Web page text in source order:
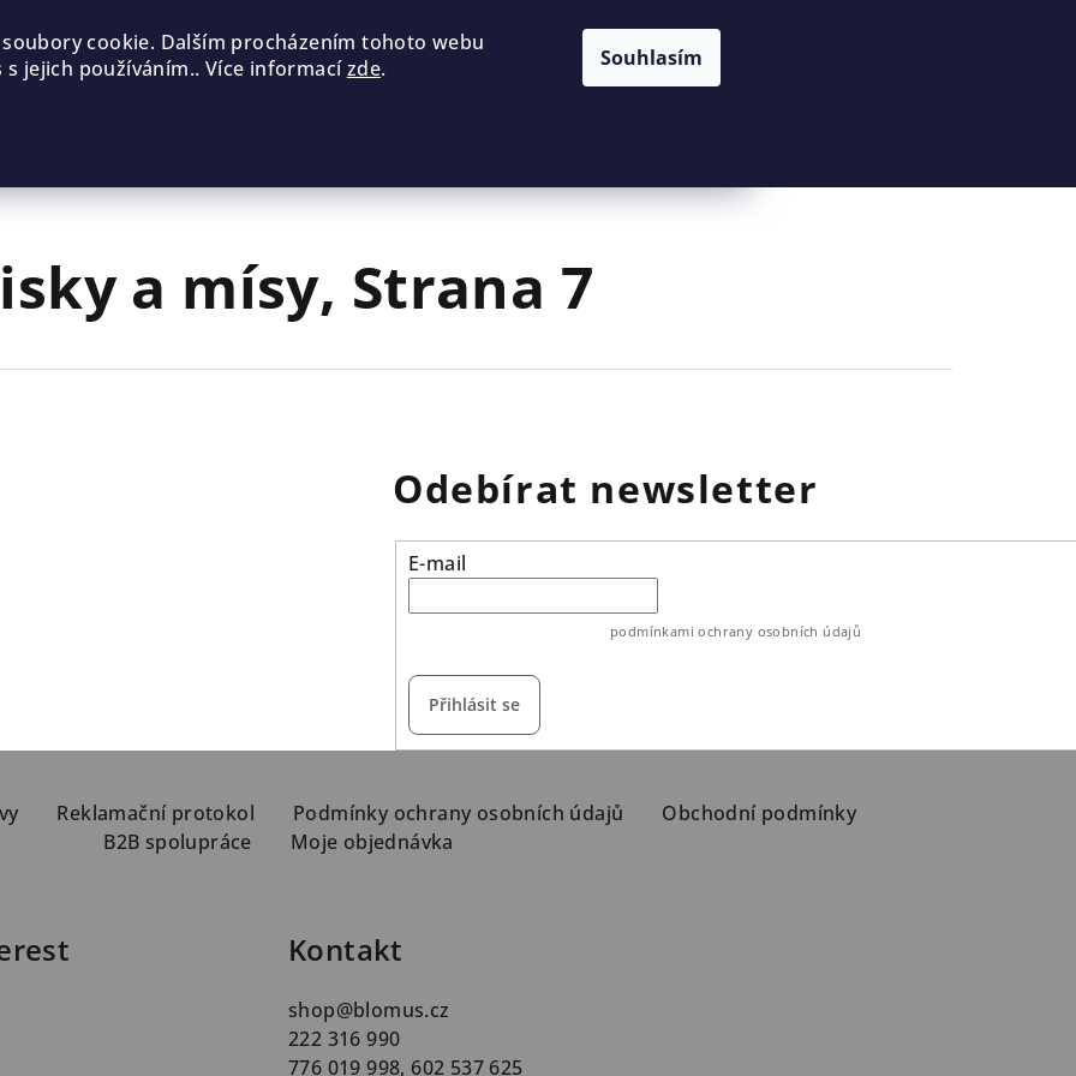
cookie. Dalším procházením tohoto webu
jejich používáním.. Více informacízde. Souhlasím
a mísy, Strana 7
Odebírat newsletter
E-mail
podmínkami ochrany osobních údajů
Přihlásit se
Reklamační protokol Podmínky ochrany osobních údajů
Obchodní podmínky
B2B spolupráce
Moje objednávka
Kontakt
shop@blomus.cz
222 316 990
776 019 998, 602 537 625